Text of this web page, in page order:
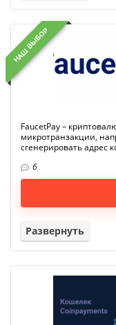
НАШ ВЫБОР
FaucetPay –
микротранзакции,
сгенерировать адрес
6
Развернуть